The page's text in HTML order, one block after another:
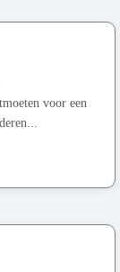
voor een